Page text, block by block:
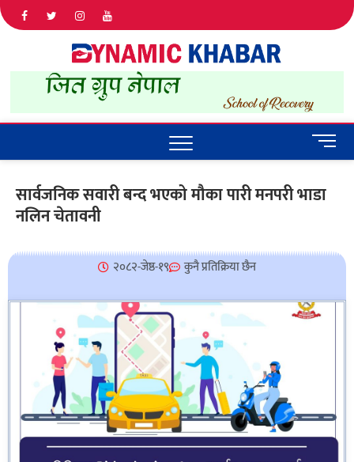
IN NEPAL
M
e
u
n
सार्वजनिक सवारी बन्द भएको मौका पारी मनपरी भाडा
नलिन चेतावनी
२०८२-जेष्ठ-१९ कुनै प्रतिक्रिया छैन